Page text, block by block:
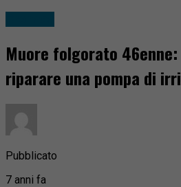
Muore folgorato
riparare una pompa di
Pubblicato
7 anni fa